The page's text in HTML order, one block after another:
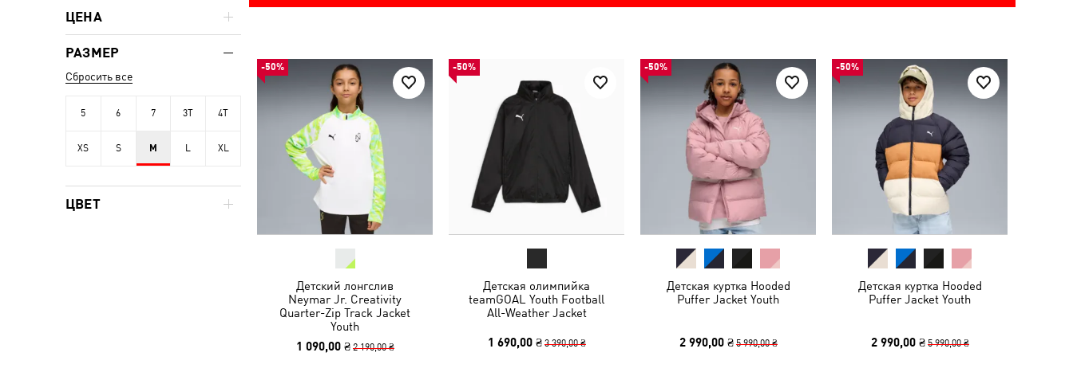
-50%
Детский лонгслив
Neymar Jr. Creativity
Quarter-Zip Track Jacket
Youth
1 090,00 ₴ 2 190,00 ₴
-50%
Детская олимпийка
teamGOAL Youth Football
All-Weather Jacket
1 690,00 ₴ 3 390,00 ₴
-50%
Детская куртка Hooded
Puffer Jacket Youth
2 990,00 ₴ 5 990,00 ₴
-50%
Детская куртка Hooded
Puffer Jacket Youth
2 990,00 ₴ 5 990,00 ₴
ЦЕНА
РАЗМЕР
Сбросить все
5 6 7 3T 4T
XS S M L XL
ЦВЕТ